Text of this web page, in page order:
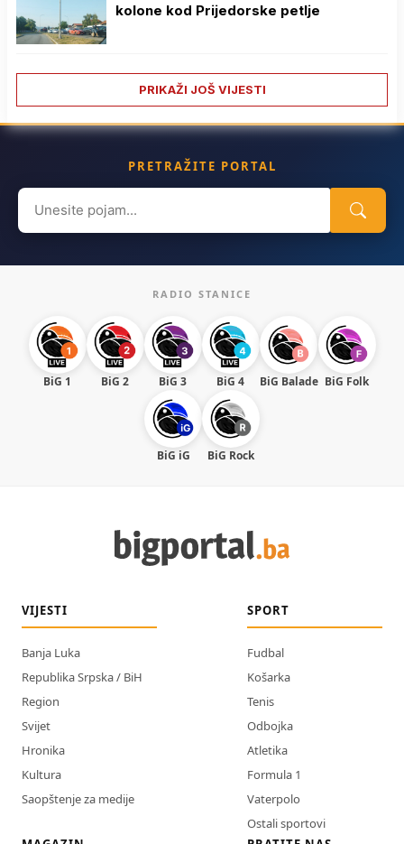
kolone kod Prijedorske petlje
PRIKAŽI JOŠ VIJESTI
PRETRAŽITE PORTAL
Search
for:
RADIO STANICE
BiG 1 BiG 2 BiG 3 BiG 4 BiG Balade BiG Folk
BiG iG BiG Rock
VIJESTI
Banja Luka
Republika Srpska / BiH
Region
Svijet
Hronika
Kultura
Saopštenje za medije
SPORT
Fudbal
Košarka
Tenis
Odbojka
Atletika
Formula 1
Vaterpolo
Ostali sportovi